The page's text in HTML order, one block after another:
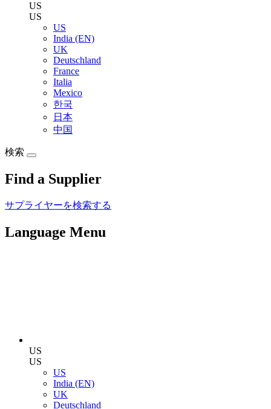
US
US
US
India (EN)
UK
Deutschland
France
Italia
Mexico
한국
日本
中国
検索
Find a Supplier
サプライヤーを検索する
Language Menu
US
US
US
India (EN)
UK
Deutschland